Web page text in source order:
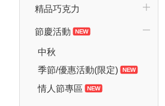
精品巧克力
節慶活動
中秋
季節/優惠活動(限定)
情人節專區